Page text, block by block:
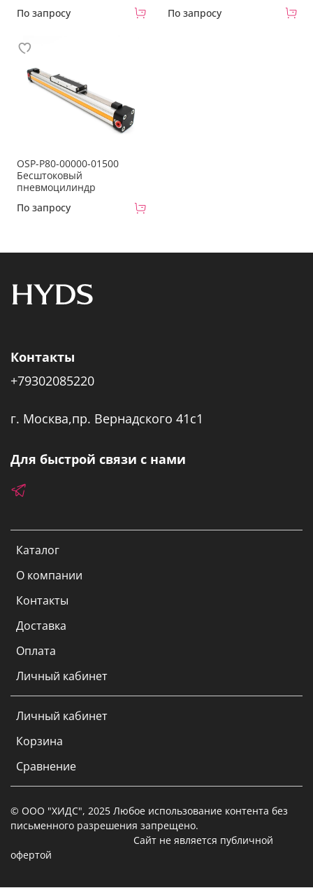
По запросу
По запросу
OSP-P80-00000-01500
Бесштоковый
пневмоцилиндр
По запросу
Каталог
О компании
Контакты
Доставка
Оплата
Личный кабинет
Личный кабинет
Корзина
Сравнение
Контакты
+79302085220
г. Москва,пр. Вернадского 41с1
Для быстрой связи с нами
© ООО "ХИДС", 2025 Любое использование контента без
письменного разрешения запрещено.
Сайт не является публичной
офертой